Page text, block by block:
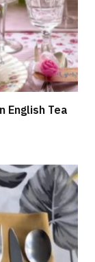
English Tea